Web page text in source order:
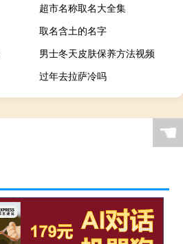
超市名称取名大全集
取名含土的名字
男士冬天皮肤保养方法视频
过年去拉萨冷吗
☚